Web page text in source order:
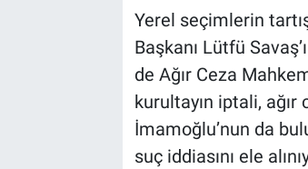
Yerel seçimlerin
Başkanı Lütfü
de Ağır Ceza
kurultayın iptali,
İmamoğlu’nun da
suç iddiasını ele